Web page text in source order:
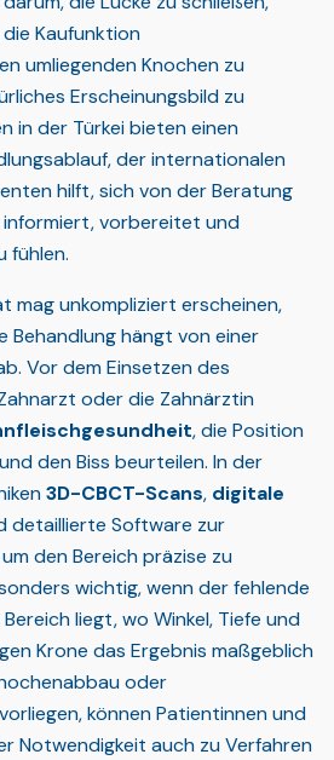
Kaufunktion
umliegenden Knochen zu
Erscheinungsbild zu
in der Türkei bieten einen
der internationalen
hilft, sich von der Beratung
informiert, vorbereitet und
fühlen.
mag unkompliziert erscheinen,
Behandlung hängt von einer
Vor dem Einsetzen des
oder die Zahnärztin
, die Position
den Biss beurteilen. In der
3D-CBCT-Scans, digitale
detaillierte Software zur
den Bereich präzise zu
wichtig, wenn der fehlende
liegt, wo Winkel, Tiefe und
Krone das Ergebnis maßgeblich
oder
können Patientinnen und
Notwendigkeit auch zu Verfahren